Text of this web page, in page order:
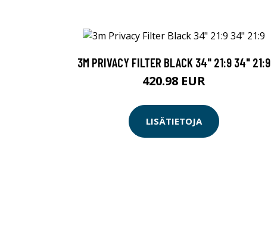
3M PRIVACY FILTER BLACK 34" 21:9 34" 21:9
420.98 EUR
LISÄTIETOJA